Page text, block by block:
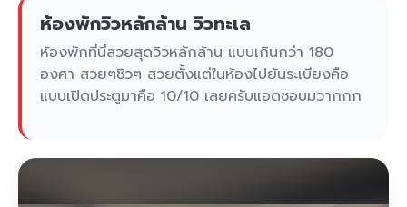
ห้องพักวิวหลักล้าน วิวทะเล
ห้องพักที่นี่สวยสุดวิวหลักล้าน แบบเกินกว่า 180
องศา สวยๆชิวๆ สวยตั้งแต่ในห้องไปยันระเบียงคือ
แบบเปิดประตูมาคือ 10/10 เลยครับแอดชอบมวากกก